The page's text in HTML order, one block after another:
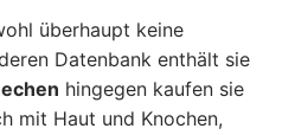
überhaupt keine
Datenbank enthält sie
hingegen kaufen sie
mit Haut und Knochen,